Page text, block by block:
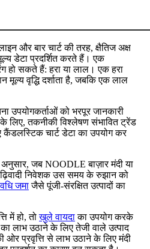
और बार चार्ट की तरह, क्षैतिज अक्ष
डेटा प्रदर्शित करते हैं। एक
सकते हैं: हरा या लाल। एक हरा
मूल्य वृद्धि दर्शाता है, जबकि एक लाल
उपयोगकर्ताओं को भरपूर जानकारी
लिए, तकनीकी विश्लेषण संभावित ट्रेंड
कैंडलस्टिक चार्ट डेटा का उपयोग कर
जब NOODLE बाज़ार मंदी या
निवेशक उस समय के रुझान को
जमाजैसे पूंजी-संरक्षित उत्पादों का
में हो, तोखुले वायदाका उपयोग करके
लाभ उठाने के लिए तेजी वाले उत्पाद
ओर प्रवृत्ति से लाभ उठाने के लिए मंदी